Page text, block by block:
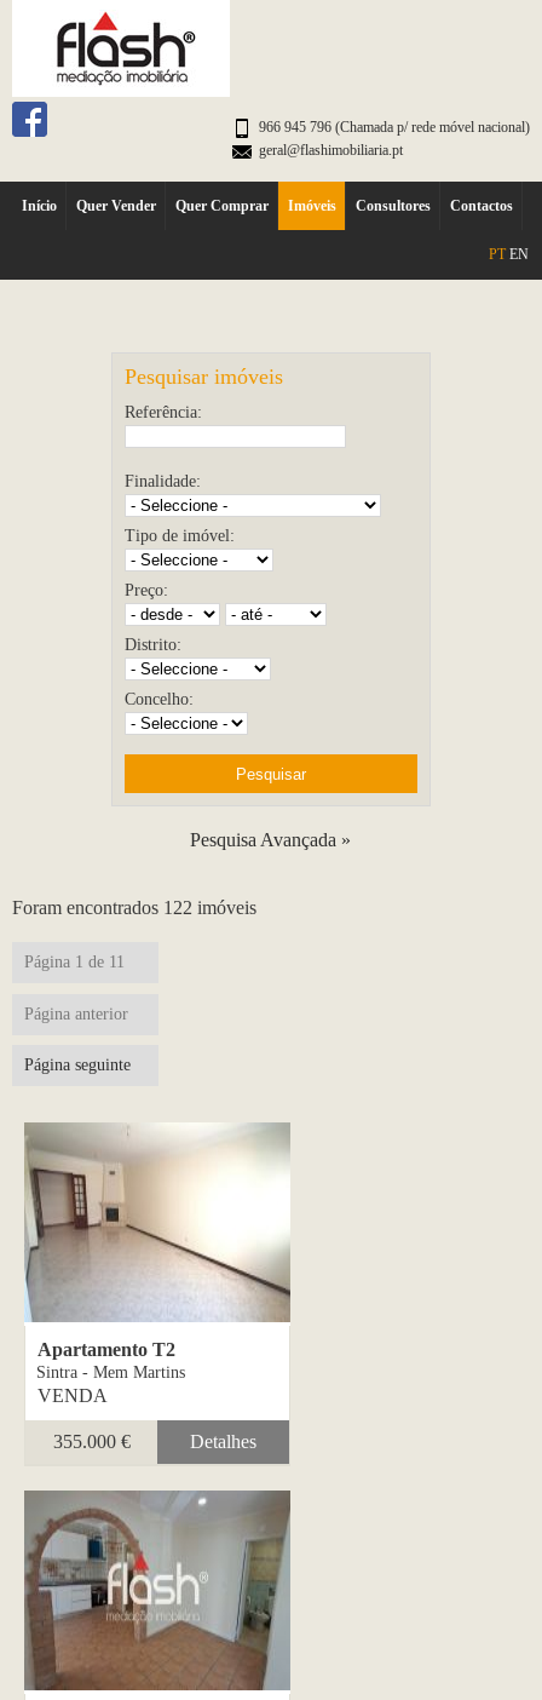
966 945 796 (Chamada p/ rede móvel nacional)
geral@flashimobiliaria.pt
Início Quer Vender Quer Comprar Imóveis Consultores Contactos
PT EN
Pesquisar imóveis
Referência:
Finalidade:
Tipo de imóvel:
Preço:
Distrito:
Concelho:
Pesquisa Avançada »
Foram encontrados 122 imóveis
Página 1 de 11
Página anterior
Página seguinte
Apartamento T2
Sintra - Mem Martins
VENDA
355.000 € Detalhes